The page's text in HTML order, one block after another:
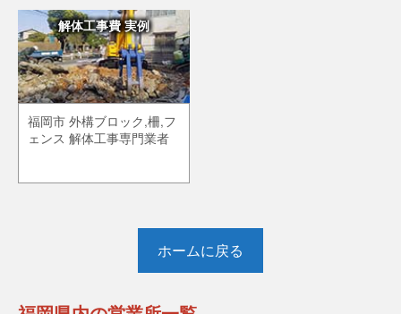
解体工事費 実例
福岡市 外構ブロック,柵,フ
ェンス 解体工事専門業者
ホームに戻る